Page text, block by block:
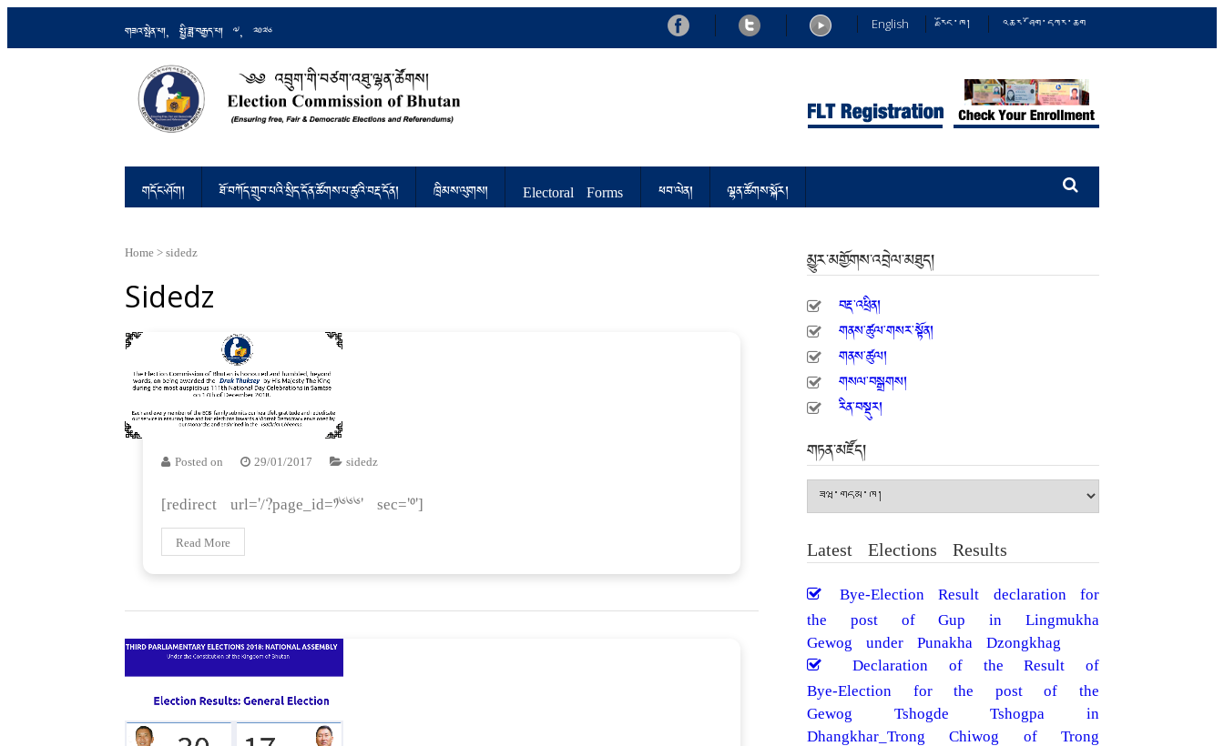
གཟའ་སྤེན་པ།, སྤྱི་ཟླ་བརྒྱད་པ། 7, 2026 English རྫོང་ཁ། འཆར་ཤོག་དཀར་ཆག
གདོང་ཤོག། ཐོ་བཀོད་གྲུབ་པའི་སྲིད་དོན་ཚོགས་པ་ཚུའི་བརྡ་དོན། ཁྲིམས་ལུགས། Electoral Forms ཕབ་ལེན། ལྷན་ཚོགས་སྐོར།
Home > sidedz
Sidedz
Posted on 29/01/2017 sidedz
[redirect url='/?page_id=1666' sec='0']
Read More
མྱུར་མགྱོགས་འབྲེལ་མཐུད།
བརྡ་འཕྲིན།
གནས་ཚུལ་གསར་སྟོན།
གནས་ཚུལ།
གསལ་བསྒྲགས།
རིན་བསྡུར།
གཏན་མཛོད།
Latest Elections Results
Bye-Election Result declaration for
the post of Gup in Lingmukha
Gewog under Punakha Dzongkhag
Declaration of the Result of
Bye-Election for the post of the
Gewog Tshogde Tshogpa in
Dhangkhar_Trong Chiwog of Trong